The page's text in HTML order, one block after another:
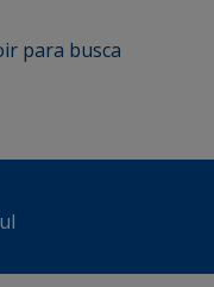
ir para busca